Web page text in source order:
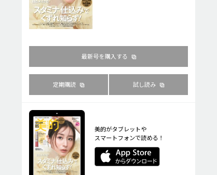
最新号を購入する
定期購読 試し読み
美的がタブレットや
スマートフォンで読める！